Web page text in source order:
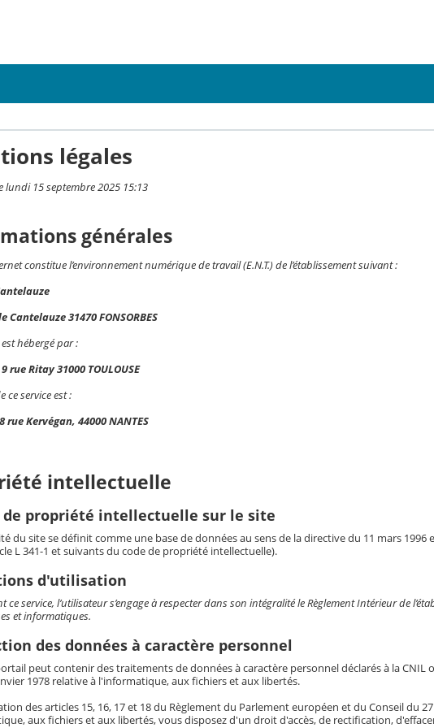
légales
lundi 15 septembre 2025 15:13
générales
constitue l’environnement numérique de travail (E.N.T.) de l’établissement suivant :
Cantelauze 31470 FONSORBES
est hébergé par :
rue Ritay 31000 TOULOUSE
ce service est :
rue Kervégan, 44000 NANTES
intellectuelle
de propriété intellectuelle sur le site
du site se définit comme une base de données au sens de la directive du 11 mars
L 341-1 et suivants du code de propriété intellectuelle).
d'utilisation
ce service, l’utilisateur s’engage à respecter dans son intégralité le Règlement Intérieur de
et informatiques.
des données à caractère personnel
peut contenir des traitements de données à caractère personnel déclarés à la
1978 relative à l'informatique, aux fichiers et aux libertés.
des articles 15, 16, 17 et 18 du Règlement du Parlement européen et du Conseil du
aux fichiers et aux libertés, vous disposez d'un droit d'accès, de rectification,